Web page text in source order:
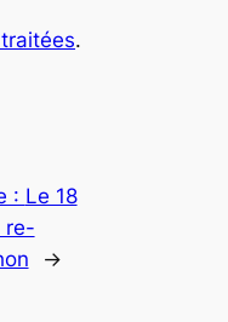
.
: Le 18
re-
→